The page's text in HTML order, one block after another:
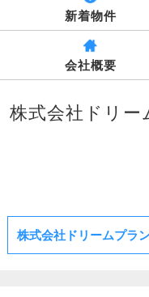
新着物件
会社概要
株式会社ドリー
株式会社ドリームプラ